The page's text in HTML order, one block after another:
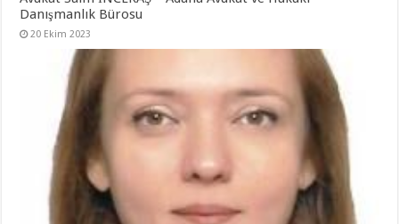
Danışmanlık Bürosu
20 Ekim 2023